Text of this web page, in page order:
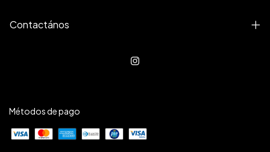
Contactános
Métodos de pago